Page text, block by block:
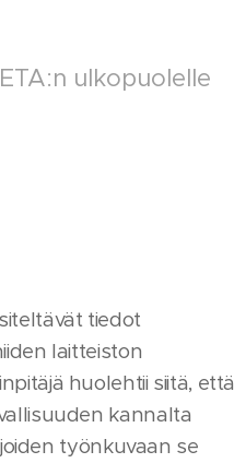
ulkopuolelle
tiedot
laitteiston
huolehtii siitä, että
kannalta
työnkuvaan se